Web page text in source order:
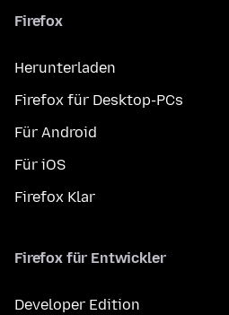
Firefox
Herunterladen
Firefox für Desktop-PCs
Für Android
Für iOS
Firefox Klar
Firefox für Entwickler
Developer Edition